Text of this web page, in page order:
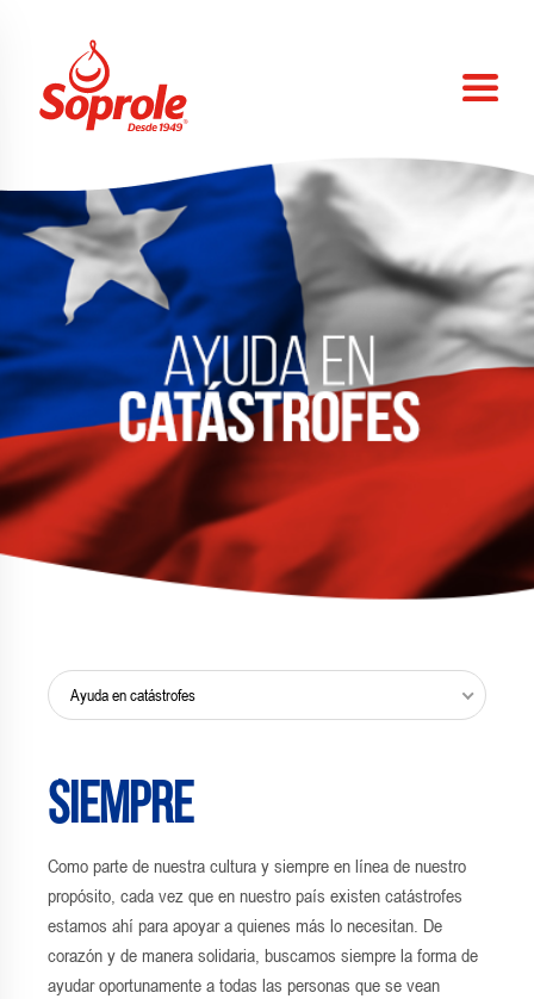
Ayuda en catástrofes
Siempre
Como parte de nuestra cultura y siempre en línea de nuestro
propósito, cada vez que en nuestro país existen catástrofes
estamos ahí para apoyar a quienes más lo necesitan. De
corazón y de manera solidaria, buscamos siempre la forma de
ayudar oportunamente a todas las personas que se vean